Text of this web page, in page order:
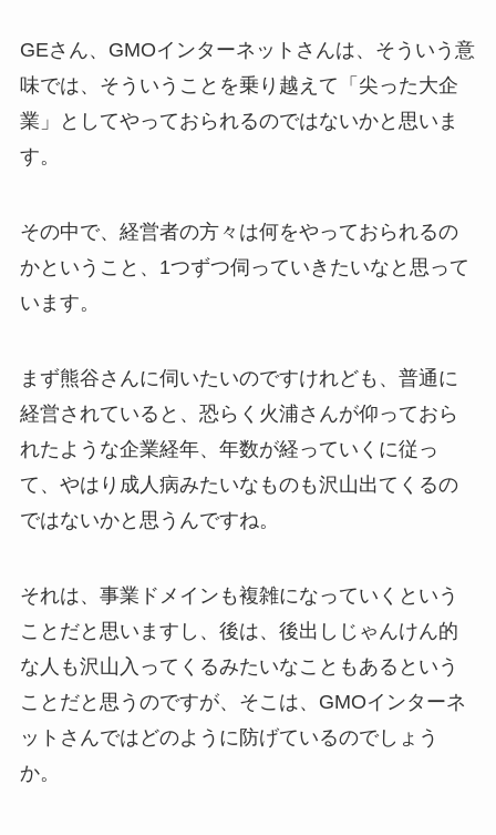
GEさん、GMOインターネットさんは、そういう意
味では、そういうことを乗り越えて「尖った大企
業」としてやっておられるのではないかと思いま
す。
その中で、経営者の方々は何をやっておられるの
かということ、1つずつ伺っていきたいなと思って
います。
まず熊谷さんに伺いたいのですけれども、普通に
経営されていると、恐らく火浦さんが仰っておら
れたような企業経年、年数が経っていくに従っ
て、やはり成人病みたいなものも沢山出てくるの
ではないかと思うんですね。
それは、事業ドメインも複雑になっていくという
ことだと思いますし、後は、後出しじゃんけん的
な人も沢山入ってくるみたいなこともあるという
ことだと思うのですが、そこは、GMOインターネ
ットさんではどのように防げているのでしょう
か。